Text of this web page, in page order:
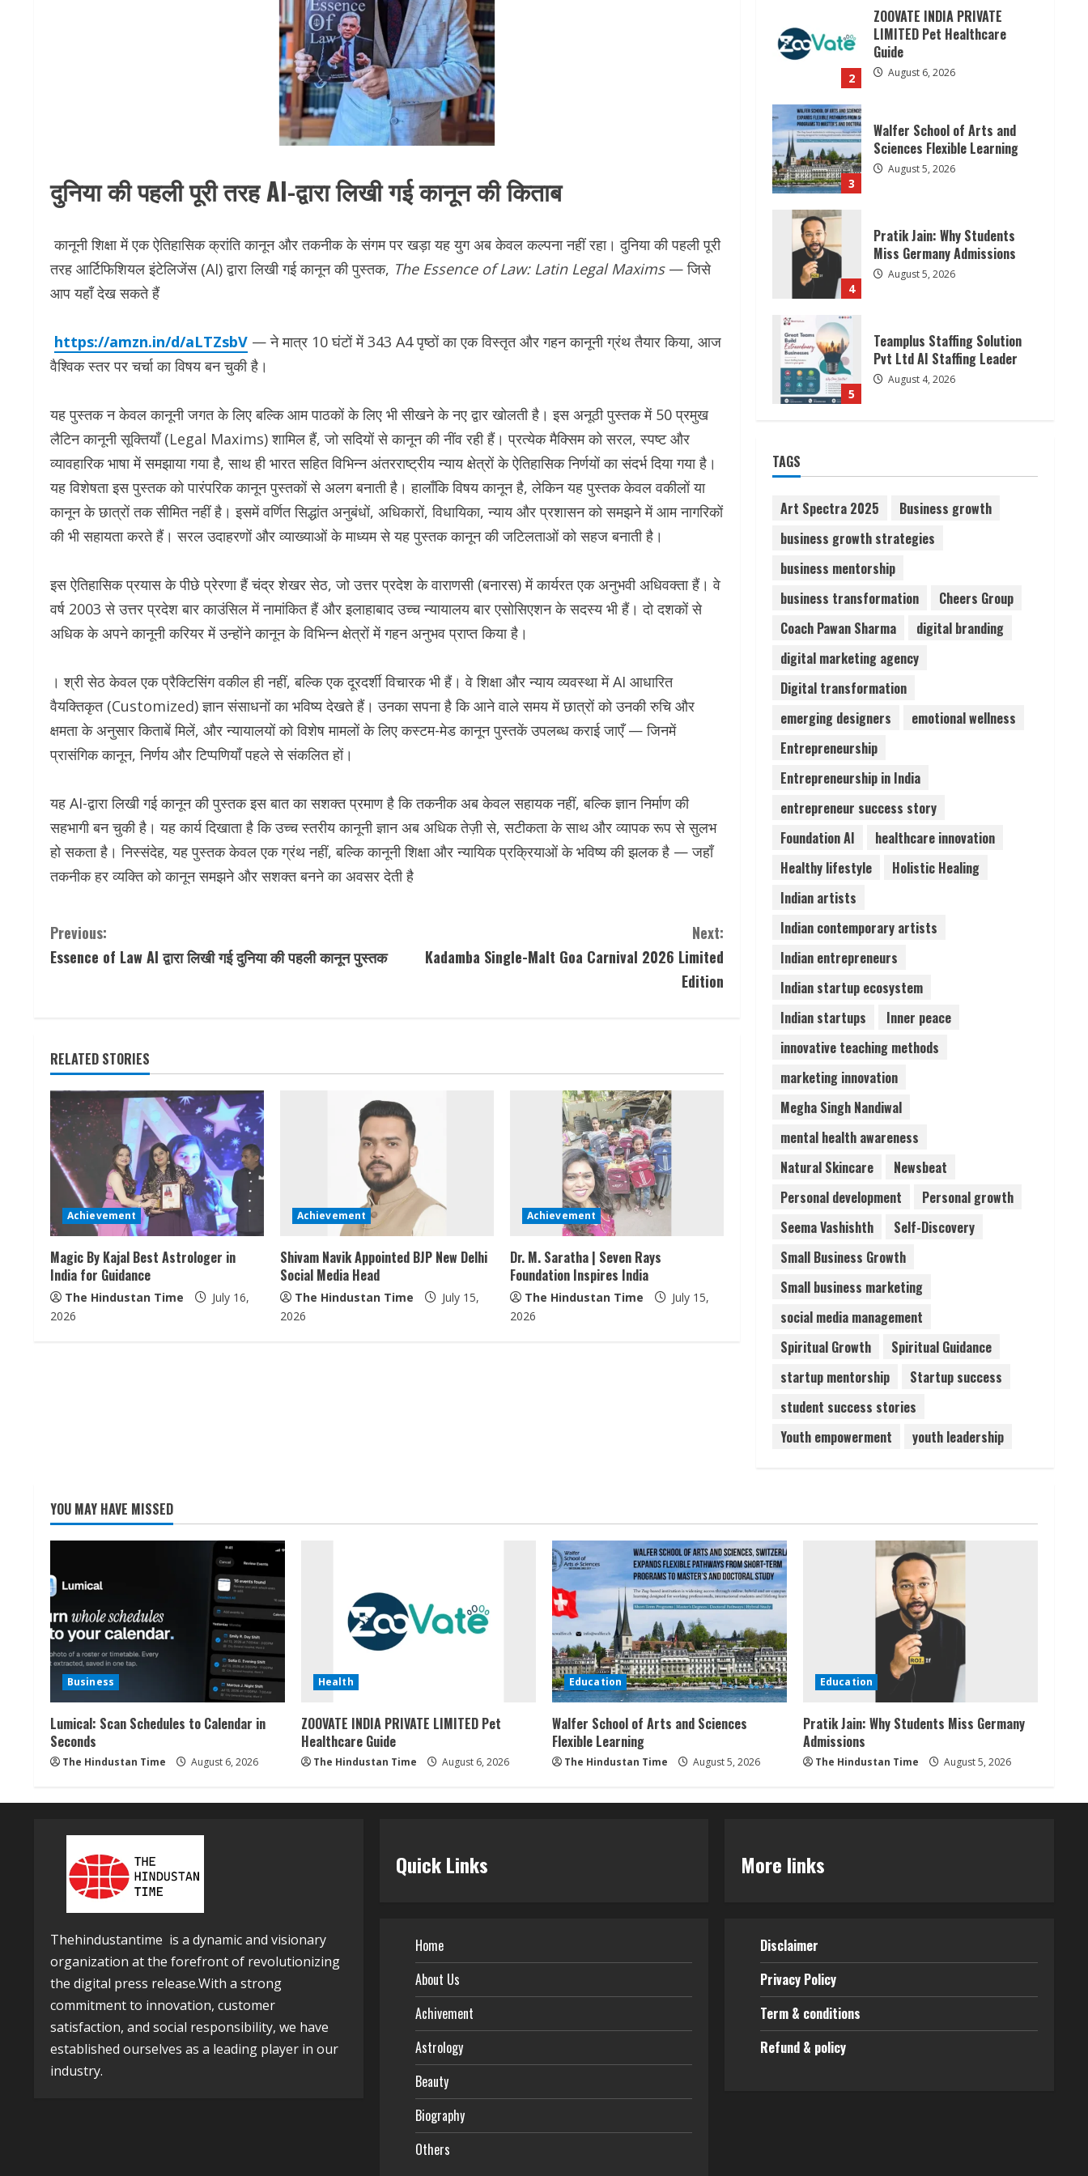
दुनिया की पहली पूरी तरह AI-द्वारा लिखी गई कानून की किताब
कानूनी शिक्षा में एक ऐतिहासिक क्रांति कानून और तकनीक के संगम पर खड़ा यह युग अब केवल कल्पना नहीं रहा। दुनिया की पहली पूरी
तरह आर्टिफिशियल इंटेलिजेंस (AI) द्वारा लिखी गई कानून की पुस्तक, The Essence of Law: Latin Legal Maxims— जिसे
आप यहाँ देख सकते हैं
https://amzn.in/d/aLTZsbV — ने मात्र 10 घंटों में 343 A4 पृष्ठों का एक विस्तृत और गहन कानूनी ग्रंथ तैयार किया, आज
वैश्विक स्तर पर चर्चा का विषय बन चुकी है।
यह पुस्तक न केवल कानूनी जगत के लिए बल्कि आम पाठकों के लिए भी सीखने के नए द्वार खोलती है। इस अनूठी पुस्तक में 50 प्रमुख
लैटिन कानूनी सूक्तियाँ (Legal Maxims) शामिल हैं, जो सदियों से कानून की नींव रही हैं। प्रत्येक मैक्सिम को सरल, स्पष्ट और
व्यावहारिक भाषा में समझाया गया है, साथ ही भारत सहित विभिन्न अंतरराष्ट्रीय न्याय क्षेत्रों के ऐतिहासिक निर्णयों का संदर्भ दिया गया है।
यह विशेषता इस पुस्तक को पारंपरिक कानून पुस्तकों से अलग बनाती है। हालाँकि विषय कानून है, लेकिन यह पुस्तक केवल वकीलों या
कानून के छात्रों तक सीमित नहीं है। इसमें वर्णित सिद्धांत अनुबंधों, अधिकारों, विधायिका, न्याय और प्रशासन को समझने में आम नागरिकों
की भी सहायता करते हैं। सरल उदाहरणों और व्याख्याओं के माध्यम से यह पुस्तक कानून की जटिलताओं को सहज बनाती है।
इस ऐतिहासिक प्रयास के पीछे प्रेरणा हैं चंद्र शेखर सेठ, जो उत्तर प्रदेश के वाराणसी (बनारस) में कार्यरत एक अनुभवी अधिवक्ता हैं। वे
वर्ष 2003 से उत्तर प्रदेश बार काउंसिल में नामांकित हैं और इलाहाबाद उच्च न्यायालय बार एसोसिएशन के सदस्य भी हैं। दो दशकों से
अधिक के अपने कानूनी करियर में उन्होंने कानून के विभिन्न क्षेत्रों में गहन अनुभव प्राप्त किया है।
। श्री सेठ केवल एक प्रैक्टिसिंग वकील ही नहीं, बल्कि एक दूरदर्शी विचारक भी हैं। वे शिक्षा और न्याय व्यवस्था में AI आधारित
वैयक्तिकृत (Customized) ज्ञान संसाधनों का भविष्य देखते हैं। उनका सपना है कि आने वाले समय में छात्रों को उनकी रुचि और
क्षमता के अनुसार किताबें मिलें, और न्यायालयों को विशेष मामलों के लिए कस्टम-मेड कानून पुस्तकें उपलब्ध कराई जाएँ — जिनमें
प्रासंगिक कानून, निर्णय और टिप्पणियाँ पहले से संकलित हों।
यह AI-द्वारा लिखी गई कानून की पुस्तक इस बात का सशक्त प्रमाण है कि तकनीक अब केवल सहायक नहीं, बल्कि ज्ञान निर्माण की
सहभागी बन चुकी है। यह कार्य दिखाता है कि उच्च स्तरीय कानूनी ज्ञान अब अधिक तेज़ी से, सटीकता के साथ और व्यापक रूप से सुलभ
हो सकता है। निस्संदेह, यह पुस्तक केवल एक ग्रंथ नहीं, बल्कि कानूनी शिक्षा और न्यायिक प्रक्रियाओं के भविष्य की झलक है — जहाँ
तकनीक हर व्यक्ति को कानून समझने और सशक्त बनने का अवसर देती है
C
o
i
n
u
e
R
e
a
d
Previous:
Essence of Law AI द्वारा लिखी गई दुनिया की पहली कानून पुस्तक
Next:
Kadamba Single-Malt Goa Carnival 2026 Limited
Edition
RELATED STORIES
Achievement
Magic By Kajal Best Astrologer in
India for Guidance
The Hindustan Time
July 16,
2026
Achievement
Shivam Navik Appointed BJP New Delhi
Social Media Head
The Hindustan Time
July 15,
2026
Achievement
Dr. M. Saratha | Seven Rays
Foundation Inspires India
The Hindustan Time
July 15,
2026
2
ZOOVATE INDIA PRIVATE
LIMITED Pet Healthcare
Guide
August 6, 2026
3
Walfer School of Arts and
Sciences Flexible Learning
August 5, 2026
4
Pratik Jain: Why Students
Miss Germany Admissions
August 5, 2026
5
Teamplus Staffing Solution
Pvt Ltd AI Staffing Leader
August 4, 2026
1
2
ZOOVATE INDIA PRIVATE
LIMITED Pet Healthcare
Guide
August 6, 2026
Walfer School of Arts and
August 5, 2026
4
Pratik Jain: Why Students
Miss Germany Admissions
August 5, 2026
Teamplus Staffing Solution
TAGS
Art Spectra 2025
Business growth
business growth strategies
business mentorship
business transformation
Cheers Group
Coach Pawan Sharma
digital branding
digital marketing agency
Digital transformation
emerging designers
emotional wellness
Entrepreneurship
Entrepreneurship in India
entrepreneur success story
Foundation AI
healthcare innovation
Healthy lifestyle
Holistic Healing
Indian artists
Indian contemporary artists
Indian entrepreneurs
Indian startup ecosystem
Indian startups
Inner peace
innovative teaching methods
marketing innovation
Megha Singh Nandiwal
mental health awareness
Natural Skincare
Newsbeat
Personal development
Personal growth
Seema Vashishth
Self-Discovery
Small Business Growth
Small business marketing
social media management
Spiritual Growth
Spiritual Guidance
startup mentorship
Startup success
student success stories
Youth empowerment
youth leadership
YOU MAY HAVE MISSED
Business
Lumical: Scan Schedules to Calendar in
Seconds
The Hindustan Time August 6, 2026
Health
ZOOVATE INDIA PRIVATE LIMITED Pet
Healthcare Guide
The Hindustan Time August 6, 2026
Education
Walfer School of Arts and Sciences
Flexible Learning
The Hindustan Time August 5, 2026
Education
Pratik Jain: Why Students Miss Germany
Admissions
The Hindustan Time August 5, 2026
Thehindustantime is a dynamic and visionary
organization at the forefront of revolutionizing
the digital press release.With a strong
commitment to innovation, customer
satisfaction, and social responsibility, we have
established ourselves as a leading player in our
industry.
Quick Links
Home
About Us
Achivement
Astrology
Beauty
Biography
Others
More links
Disclaimer
Privacy Policy
Term & conditions
Refund & policy